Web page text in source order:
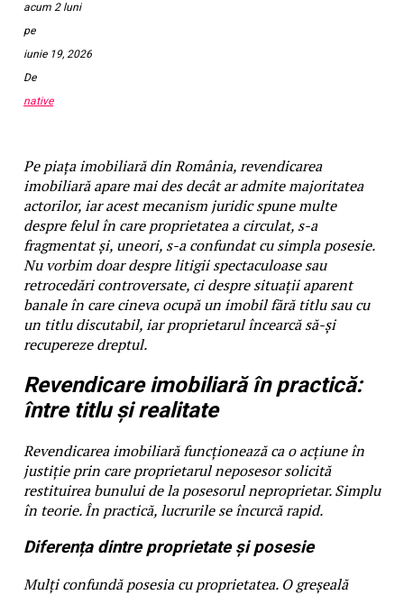
acum 2 luni
pe
iunie 19, 2026
De
native
Pe piața imobiliară din România, revendicarea
imobiliară apare mai des decât ar admite majoritatea
actorilor, iar acest mecanism juridic spune multe
despre felul în care proprietatea a circulat, s-a
fragmentat și, uneori, s-a confundat cu simpla posesie.
Nu vorbim doar despre litigii spectaculoase sau
retrocedări controversate, ci despre situații aparent
banale în care cineva ocupă un imobil fără titlu sau cu
un titlu discutabil, iar proprietarul încearcă să-și
recupereze dreptul.
Revendicare imobiliară în practică:
între titlu și realitate
Revendicarea imobiliară funcționează ca o acțiune în
justiție prin care proprietarul neposesor solicită
restituirea bunului de la posesorul neproprietar. Simplu
în teorie. În practică, lucrurile se încurcă rapid.
Diferența dintre proprietate și posesie
Mulți confundă posesia cu proprietatea. O greșeală